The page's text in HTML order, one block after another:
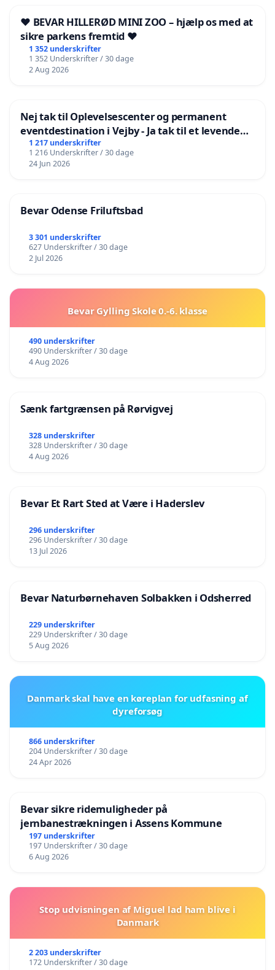
❤️ BEVAR HILLERØD MINI ZOO – hjælp os med at
sikre parkens fremtid ❤️
1 352 underskrifter
1 352 Underskrifter / 30 dage
2 Aug 2026
Nej tak til Oplevelsescenter og permanent
eventdestination i Vejby - Ja tak til et levende
lokalområde i balance
1 217 underskrifter
1 216 Underskrifter / 30 dage
24 Jun 2026
Bevar Odense Friluftsbad
3 301 underskrifter
627 Underskrifter / 30 dage
2 Jul 2026
Bevar Gylling Skole 0.-6. klasse
490 underskrifter
490 Underskrifter / 30 dage
4 Aug 2026
Sænk fartgrænsen på Rørvigvej
328 underskrifter
328 Underskrifter / 30 dage
4 Aug 2026
Bevar Et Rart Sted at Være i Haderslev
296 underskrifter
296 Underskrifter / 30 dage
13 Jul 2026
Bevar Naturbørnehaven Solbakken i Odsherred
229 underskrifter
229 Underskrifter / 30 dage
5 Aug 2026
Danmark skal have en køreplan for udfasning af
dyreforsøg
866 underskrifter
204 Underskrifter / 30 dage
24 Apr 2026
Bevar sikre ridemuligheder på
jernbanestrækningen i Assens Kommune
197 underskrifter
197 Underskrifter / 30 dage
6 Aug 2026
Stop udvisningen af Miguel lad ham blive i
Danmark
2 203 underskrifter
172 Underskrifter / 30 dage